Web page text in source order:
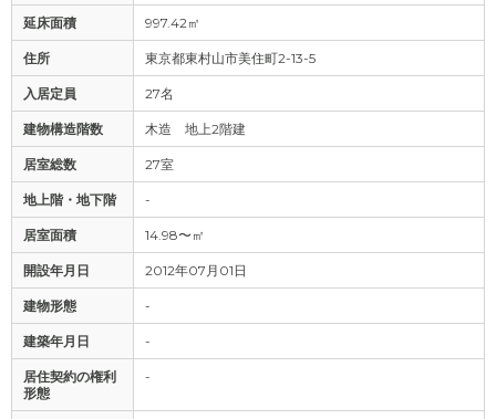
延床面積 997.42㎡
住所 東京都東村山市美住町2-13-5
入居定員 27名
建物構造階数 木造 地上2階建
居室総数 27室
地上階・地下階 -
居室面積 14.98〜㎡
開設年月日 2012年07月01日
建物形態 -
建築年月日 -
居住契約の権利
形態
-